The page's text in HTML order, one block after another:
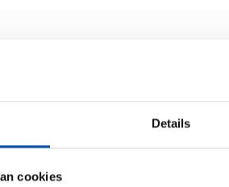
Details
cookies
the 04